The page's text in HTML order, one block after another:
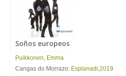
Soños europeos
Puikkonen, Emma
Cangas do Morrazo: Esplanadi,2019